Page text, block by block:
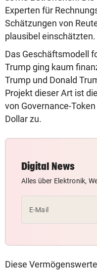
Experten für
Schätzungen von
plausibel einschätzten.
Das Geschäftsmodell
Trump ging kaum
Trump und Donald
Projekt dieser Art ist
von Governance-
Dollar zu.
Digital News
Alles über Elektronik,
E-Mail
Diese